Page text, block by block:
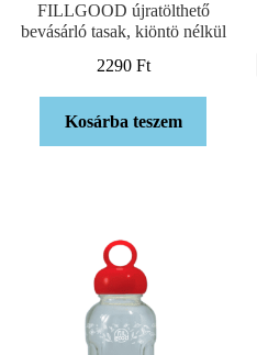
FILLGOOD újratölthető
bevásárló tasak, kiöntö nélkül
2290 Ft
Kosárba teszem